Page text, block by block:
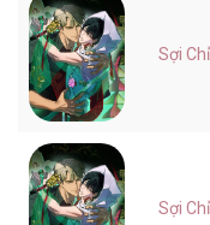
Sợi
Sợi